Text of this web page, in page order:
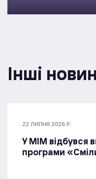
Інші
22 ЛИПНЯ 2026 Р.
У МІМ відбувся
програми